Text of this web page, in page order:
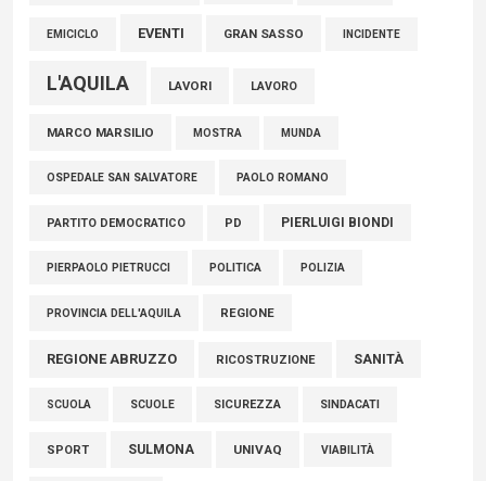
EMICICLO EVENTI GRAN SASSO INCIDENTE
L'AQUILA LAVORI LAVORO
MARCO MARSILIO MOSTRA MUNDA
OSPEDALE SAN SALVATORE PAOLO ROMANO
PARTITO DEMOCRATICO PD PIERLUIGI BIONDI
PIERPAOLO PIETRUCCI POLITICA POLIZIA
PROVINCIA DELL'AQUILA REGIONE
REGIONE ABRUZZO RICOSTRUZIONE SANITÀ
SCUOLA SCUOLE SICUREZZA SINDACATI
SPORT SULMONA UNIVAQ VIABILITÀ